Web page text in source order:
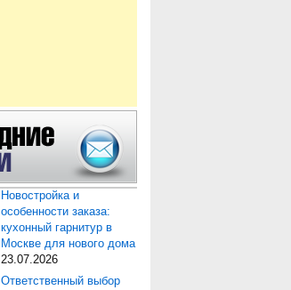
Новостройка и
особенности заказа:
кухонный гарнитур в
Москве для нового дома
23.07.2026
Ответственный выбор